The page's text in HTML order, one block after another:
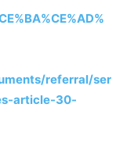
referral/ser
article-30-